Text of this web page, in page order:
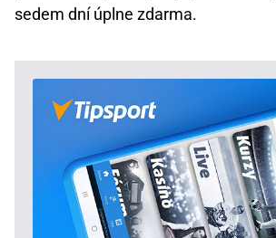
sedem dní úplne zdarma.